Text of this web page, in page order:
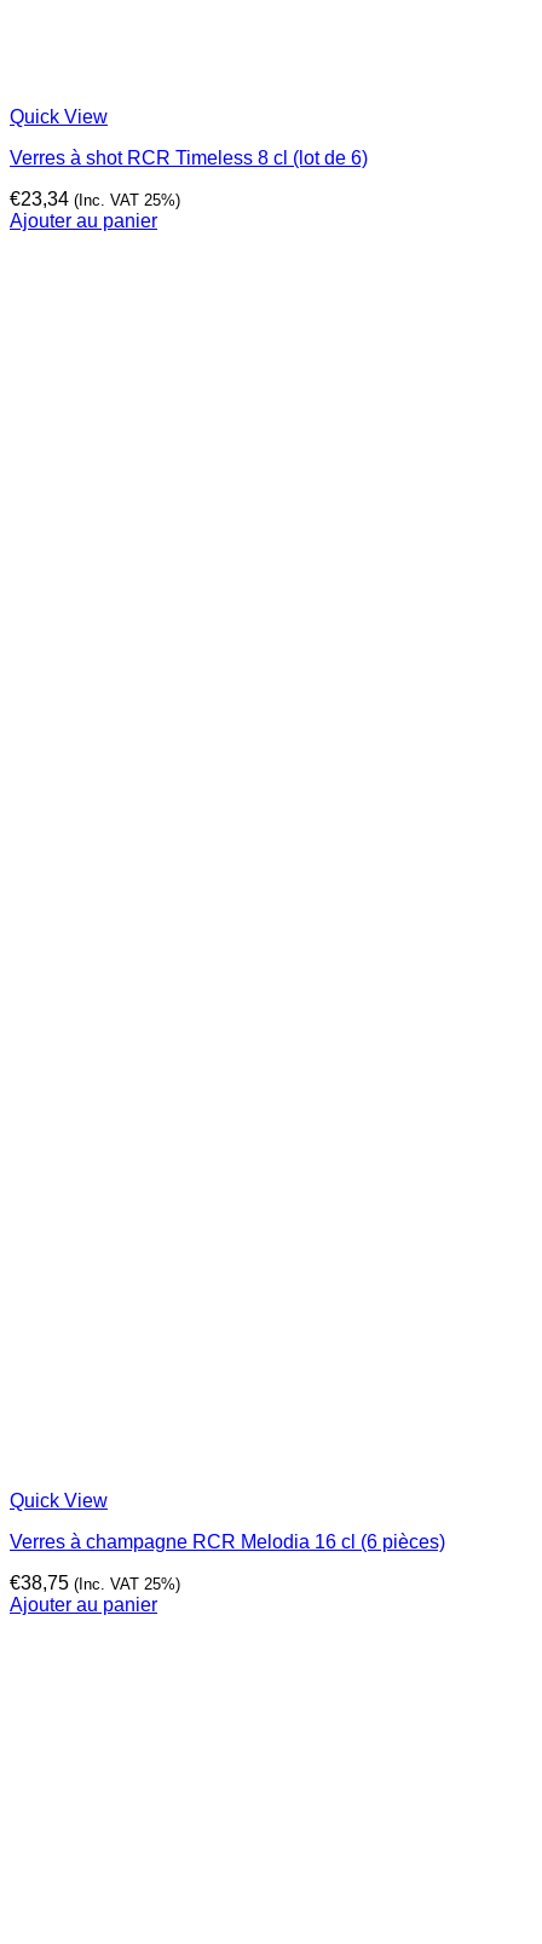
Quick View
Verres à shot RCR Timeless 8 cl (lot de 6)
€23,34 (Inc. VAT 25%)
Ajouter au panier
Quick View
Verres à champagne RCR Melodia 16 cl (6 pièces)
€38,75 (Inc. VAT 25%)
Ajouter au panier